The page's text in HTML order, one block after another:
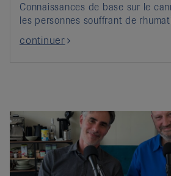
Connaissances de base sur le
les personnes souffrant de
continuer